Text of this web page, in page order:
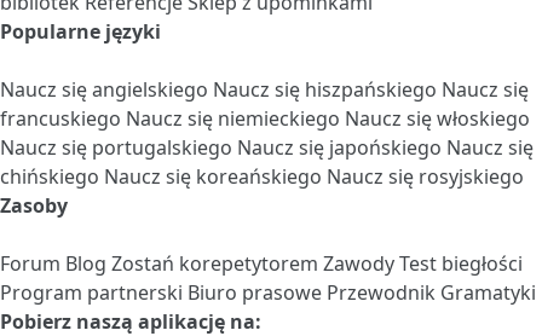
Popularne języki
Naucz się angielskiego Naucz się hiszpańskiego Naucz się
francuskiego Naucz się niemieckiego Naucz się włoskiego
Naucz się portugalskiego Naucz się japońskiego Naucz się
chińskiego Naucz się koreańskiego Naucz się rosyjskiego
Zasoby
Forum Blog Zostań korepetytorem ZawodyTest biegłości
Program partnerski Biuro prasowe Przewodnik Gramatyki
Pobierz naszą aplikację na: